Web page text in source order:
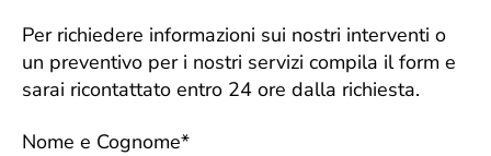
Per richiedere informazioni sui nostri interventi o
un preventivo per i nostri servizi compila il form e
sarai ricontattato entro 24 ore dalla richiesta.
Nome e Cognome*